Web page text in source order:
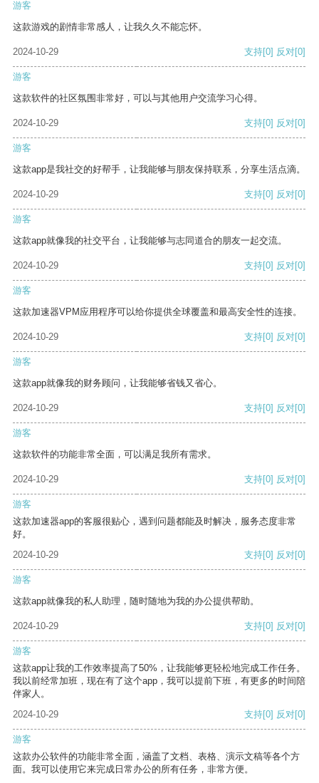
游客
这款游戏的剧情非常感人，让我久久不能忘怀。
2024-10-29 支持[0] 反对[0]
游客
这款软件的社区氛围非常好，可以与其他用户交流学习心得。
2024-10-29 支持[0] 反对[0]
游客
这款app是我社交的好帮手，让我能够与朋友保持联系，分享生活点滴。
2024-10-29 支持[0] 反对[0]
游客
这款app就像我的社交平台，让我能够与志同道合的朋友一起交流。
2024-10-29 支持[0] 反对[0]
游客
这款加速器VPM应用程序可以给你提供全球覆盖和最高安全性的连接。
2024-10-29 支持[0] 反对[0]
游客
这款app就像我的财务顾问，让我能够省钱又省心。
2024-10-29 支持[0] 反对[0]
游客
这款软件的功能非常全面，可以满足我所有需求。
2024-10-29 支持[0] 反对[0]
游客
这款加速器app的客服很贴心，遇到问题都能及时解决，服务态度非常
好。
2024-10-29
支持[0] 反对[0]
游客
这款app就像我的私人助理，随时随地为我的办公提供帮助。
2024-10-29 支持[0] 反对[0]
游客
这款app让我的工作效率提高了50%，让我能够更轻松地完成工作任务。
我以前经常加班，现在有了这个app，我可以提前下班，有更多的时间陪
伴家人。
2024-10-29
支持[0] 反对[0]
游客
这款办公软件的功能非常全面，涵盖了文档、表格、演示文稿等各个方
面。我可以使用它来完成日常办公的所有任务，非常方便。